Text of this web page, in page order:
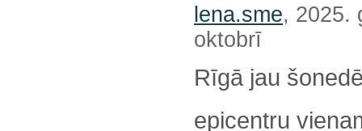
lena.sme, 2025.
oktobrī
Rīgā jau
epicentru